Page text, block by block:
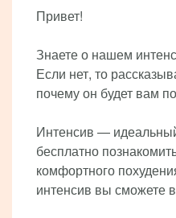
Привет!
Знаете о нашем
Если нет, то
почему он будет вам
Интенсив —
бесплатно
комфортного
интенсив вы сможете